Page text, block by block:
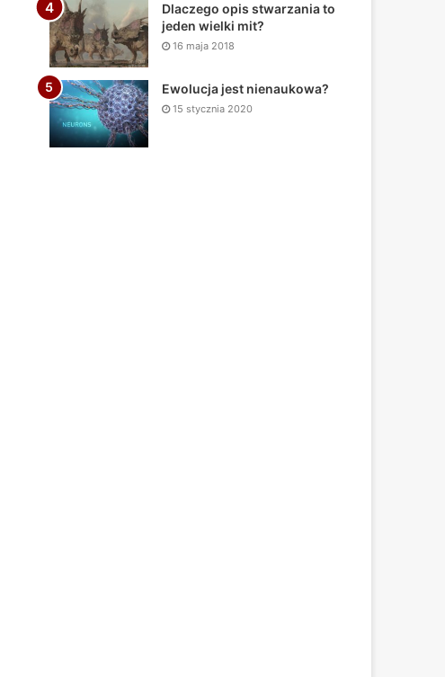
Dlaczego opis stwarzania to
jeden wielki mit?
16 maja 2018
Ewolucja jest nienaukowa?
15 stycznia 2020